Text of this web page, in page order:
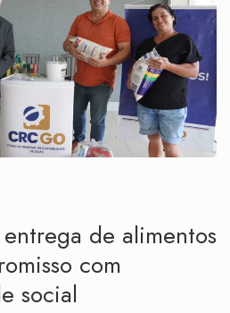
de alimentos
com
social